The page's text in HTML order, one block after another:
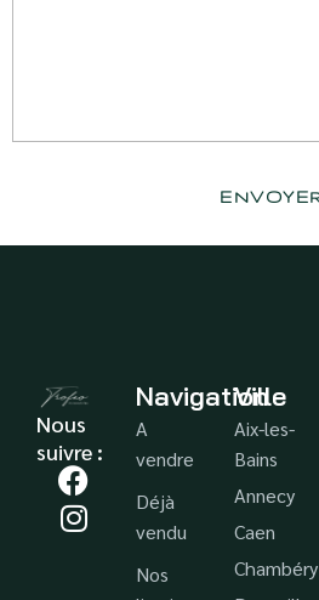
Nous
suivre :
Navigation
A
vendre
Déjà
vendu
Nos
Ville
Aix-les-
Bains
Annecy
Caen
Chambéry